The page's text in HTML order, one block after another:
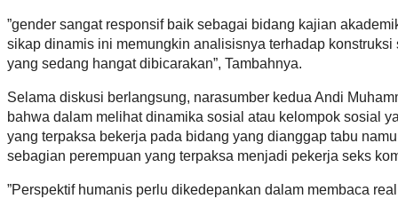
”gender sangat responsif baik sebagai bidang kajian
sikap dinamis ini memungkin analisisnya terhadap
yang sedang hangat dibicarakan”, Tambahnya.
Selama diskusi berlangsung, narasumber kedua Andi
bahwa dalam melihat dinamika sosial atau kelompok sosial
yang terpaksa bekerja pada bidang yang dianggap tabu
sebagian perempuan yang terpaksa menjadi pekerja seks
”Perspektif humanis perlu dikedepankan dalam membaca